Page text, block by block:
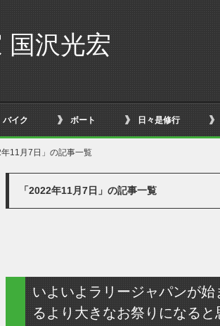
国沢光宏
バイク ボート 日々是修行
年11月7日」の記事一覧
「2022年11月7日」の記事一覧
いよいよラリージャパンが
るより大きなお祭りになると